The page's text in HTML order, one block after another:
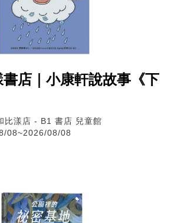
店｜小康軒說故事《下
比漾店 - B1 書店 兒童館
08~2026/08/08